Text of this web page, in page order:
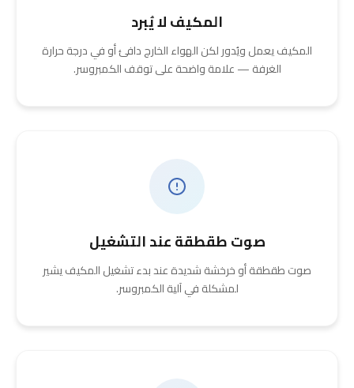
المكيف لا يُبرد
المكيف يعمل ويُدور لكن الهواء الخارج دافئ أو في درجة حرارة
الغرفة — علامة واضحة على توقف الكمبروسر.
صوت طقطقة عند التشغيل
صوت طقطقة أو خرخشة شديدة عند بدء تشغيل المكيف يشير
لمشكلة في آلية الكمبروسر.